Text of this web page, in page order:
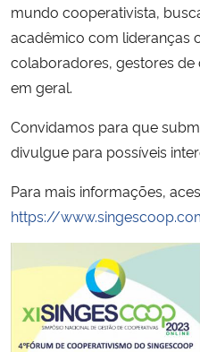
Ministério da Mulher, da Família e dos
Secretaria-Geral
Gabinete de Segurança Institucional
Advocacia-Geral da União
Banco Central do Brasil
mundo cooperativista,
acadêmico com lideranças
colaboradores, gestores
em geral.
Convidamos para que
divulgue para possíveis
Para mais informações,
https://